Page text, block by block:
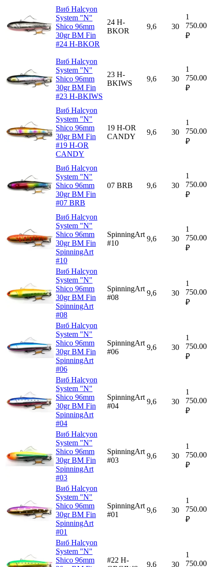
Виб Halcyon
System "N"
Shico 96mm
30gr BM Fin
#24 H-BKOR
24 H-
BKOR
9,6 30
1
750.00
₽
Виб Halcyon
System "N"
Shico 96mm
30gr BM Fin
#23 H-BKIWS
23 H-
BKIWS
9,6 30
1
750.00
₽
Виб Halcyon
System "N"
Shico 96mm
30gr BM Fin
#19 H-OR
CANDY
19 H-OR
CANDY
9,6 30
1
750.00
₽
Виб Halcyon
System "N"
Shico 96mm
30gr BM Fin
#07 BRB
07 BRB 9,6 30
1
750.00
₽
Виб Halcyon
System "N"
Shico 96mm
30gr BM Fin
SpinningArt
#10
SpinningArt
#10
9,6 30
1
750.00
₽
Виб Halcyon
System "N"
Shico 96mm
30gr BM Fin
SpinningArt
#08
SpinningArt
#08
9,6 30
1
750.00
₽
Виб Halcyon
System "N"
Shico 96mm
30gr BM Fin
SpinningArt
#06
SpinningArt
#06
9,6 30
1
750.00
₽
Виб Halcyon
System "N"
Shico 96mm
30gr BM Fin
SpinningArt
#04
SpinningArt
#04
9,6 30
1
750.00
₽
Виб Halcyon
System "N"
Shico 96mm
30gr BM Fin
SpinningArt
#03
SpinningArt
#03
9,6 30
1
750.00
₽
Виб Halcyon
System "N"
Shico 96mm
30gr BM Fin
SpinningArt
#01
SpinningArt
#01
9,6 30
1
750.00
₽
Виб Halcyon
System "N"
Shico 96mm
#22 H-
9,6 30
1
750.00